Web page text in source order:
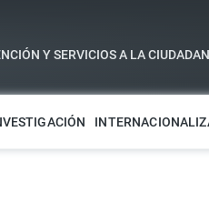
Y SERVICIOS A LA